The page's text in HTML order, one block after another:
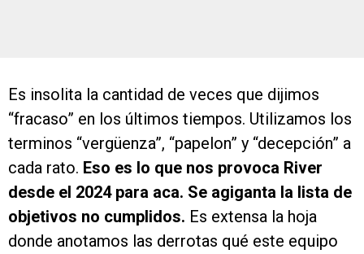
Es insolita la cantidad de veces que dijimos
“fracaso” en los últimos tiempos. Utilizamos los
terminos “vergüenza”, “papelon” y “decepción” a
cada rato. Eso es lo que nos provoca River
desde el 2024 para aca. Se agiganta la lista de
objetivos no cumplidos. Es extensa la hoja
donde anotamos las derrotas qué este equipo